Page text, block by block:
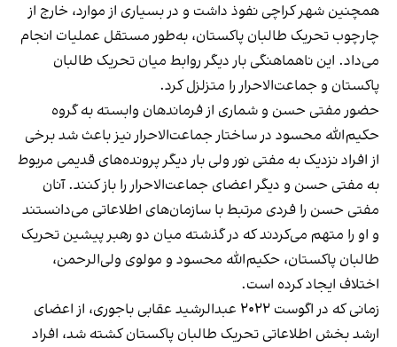
همچنین شهر کراچی نفوذ داشت و در بسیاری از موارد، خارج از
چارچوب تحریک طالبان پاکستان، به‌طور مستقل عملیات انجام
می‌داد. این ناهماهنگی بار دیگر روابط میان تحریک طالبان
پاکستان و جماعت‌الاحرار را متزلزل کرد.
حضور مفتی حسن و شماری از فرماندهان وابسته به گروه
حکیم‌الله محسود در ساختار جماعت‌الاحرار نیز باعث شد برخی
از افراد نزدیک به مفتی نور ولی بار دیگر پرونده‌های قدیمی مربوط
به مفتی حسن و دیگر اعضای جماعت‌الاحرار را باز کنند. آنان
مفتی حسن را فردی مرتبط با سازمان‌های اطلاعاتی می‌دانستند
و او را متهم می‌کردند که در گذشته میان دو رهبر پیشین تحریک
طالبان پاکستان، حکیم‌الله محسود و مولوی ولی‌الرحمن،
اختلاف ایجاد کرده است.
زمانی که در اگوست ۲۰۲۲ عبدالرشید عقابی باجوری، از اعضای
ارشد بخش اطلاعاتی تحریک طالبان پاکستان کشته شد، افراد